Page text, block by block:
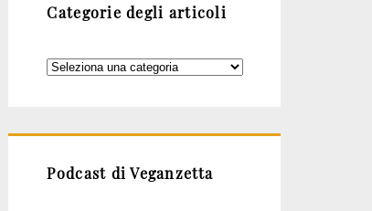
Categorie degli articoli
Categorie
Podcast di Veganzetta